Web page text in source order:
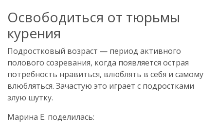
Освободиться от тюрьмы
курения
Подростковый возраст — период активного
полового созревания, когда появляется острая
потребность нравиться, влюблять в себя и самому
влюбляться. Зачастую это играет с подростками
злую шутку.
Марина Е. поделилась: